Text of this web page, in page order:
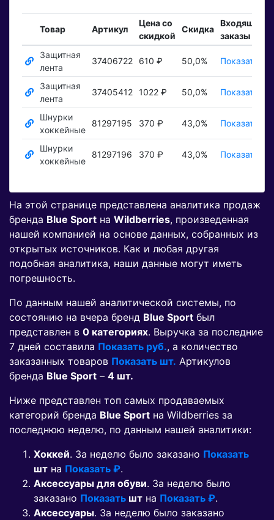
Товар Артикул
Цена со
скидкой
Скидка
Входящие
заказы
Защитная
лента
37406722 610 ₽ 50,0% Показать ₽
Защитная
лента
37405412 1022 ₽ 50,0% Показать ₽
Шнурки
хоккейные
81297195 370 ₽ 43,0% Показать ₽
Шнурки
хоккейные
81297196 370 ₽ 43,0% Показать ₽
На этой странице представлена аналитика продаж
бренда Blue Sport на Wildberries, произведенная
нашей компанией на основе данных, собранных из
открытых источников. Как и любая другая
подобная аналитика, наши данные могут иметь
погрешность.
По данным нашей аналитической системы, по
состоянию на вчера бренд Blue Sport был
представлен в 0 категориях. Выручка за последние
7 дней составила Показать руб., а количество
заказанных товаров Показать шт. Артикулов
бренда Blue Sport – 4 шт.
Ниже представлен топ самых продаваемых
категорий бренда Blue Sport на Wildberries за
последнюю неделю, по данным нашей аналитики:
Хоккей. За неделю было заказано Показать
шт на Показать ₽.
Аксессуары для обуви. За неделю было
заказано Показать шт на Показать ₽.
Аксессуары. За неделю было заказано